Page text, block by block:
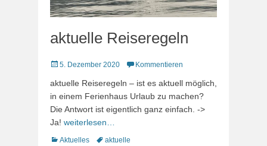
aktuelle Reiseregeln
Veröffentlicht
5. Dezember 2020 Kommentieren
aktuelle Reiseregeln – ist es aktuell möglich,
in einem Ferienhaus Urlaub zu machen?
Die Antwort ist eigentlich ganz einfach. ->
Ja! weiterlesen…
Kategorien
Aktuelles Schlagworte
aktuelle